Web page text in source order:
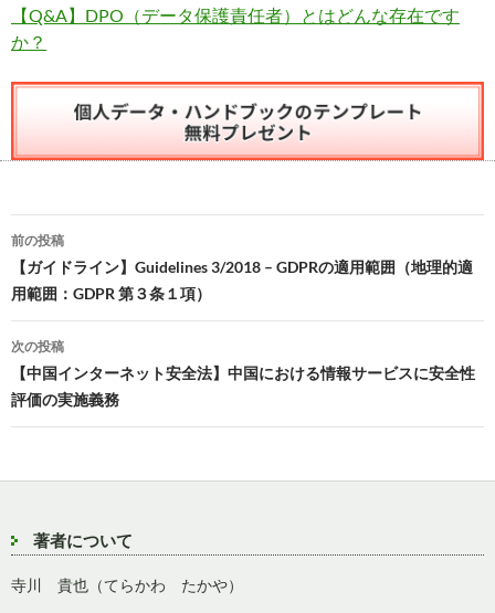
【Q&A】DPO（データ保護責任者）とはどんな存在です
か？
投
稿
ナ
ビ
ゲ
ー
ン
前の投稿
【ガイドライン】Guidelines 3/2018 – GDPRの適用範囲（地理的適
用範囲：GDPR 第３条１項）
次の投稿
【中国インターネット安全法】中国における情報サービスに安全性
評価の実施義務
著者について
寺川 貴也（てらかわ たかや）